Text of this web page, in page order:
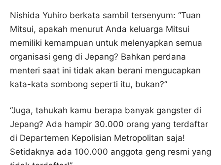
Nishida Yuhiro berkata sambil tersenyum: “Tuan
Mitsui, apakah menurut Anda keluarga Mitsui
memiliki kemampuan untuk melenyapkan semua
organisasi geng di Jepang? Bahkan perdana
menteri saat ini tidak akan berani mengucapkan
kata-kata sombong seperti itu, bukan?”
“Juga, tahukah kamu berapa banyak gangster di
Jepang? Ada hampir 30.000 orang yang terdaftar
di Departemen Kepolisian Metropolitan saja!
Setidaknya ada 100.000 anggota geng resmi yang